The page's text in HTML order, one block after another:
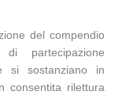
del compendio
partecipazione
si sostanziano in
consentita rilettura